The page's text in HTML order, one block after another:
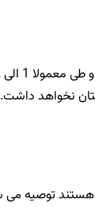
نخواهد داشت.
توصیه می